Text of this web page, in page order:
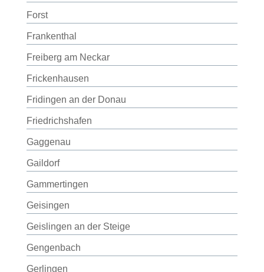
Forst
Frankenthal
Freiberg am Neckar
Frickenhausen
Fridingen an der Donau
Friedrichshafen
Gaggenau
Gaildorf
Gammertingen
Geisingen
Geislingen an der Steige
Gengenbach
Gerlingen